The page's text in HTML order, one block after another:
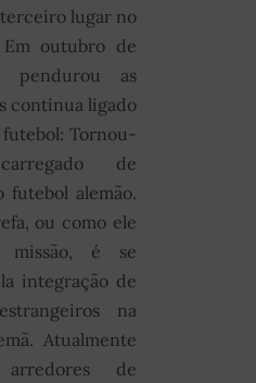
lugar no
Em outubro de
pendurou as
continua ligado
Tornou-
de
futebol alemão.
ou como ele
missão, é se
integração de
na
Atualmente
de